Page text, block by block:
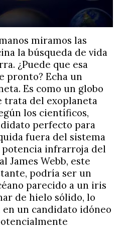
miramos las
la búsqueda de vida
¿Puede que esa
pronto? Echa un
Es como un globo
trata del exoplaneta
los científicos,
perfecto para
fuera del sistema
potencia infrarroja del
James Webb, este
podría ser un
parecido a un iris
de hielo sólido, lo
un candidato idóneo